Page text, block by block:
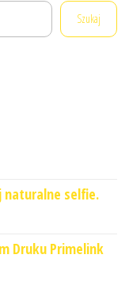
Szukaj
naturalne selfie.
Druku Primelink